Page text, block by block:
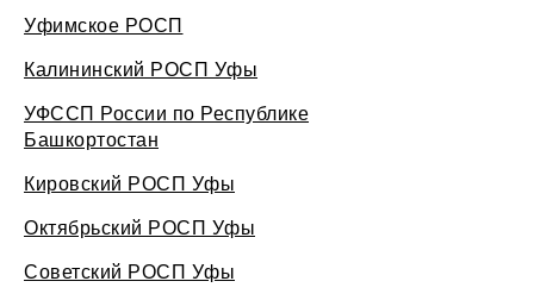
Уфимское РОСП
Калининский РОСП Уфы
УФССП России по Республике
Башкортостан
Кировский РОСП Уфы
Октябрьский РОСП Уфы
Советский РОСП Уфы